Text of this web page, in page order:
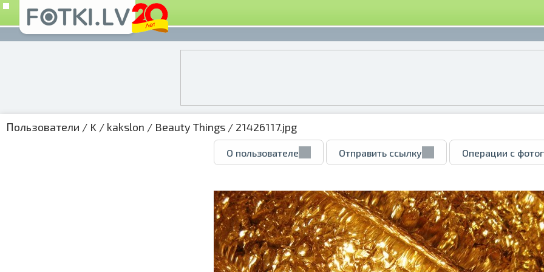
Пользователи / K / kakslon / Beauty Things / 21426117.jpg
О пользователе Отправить ссылку Операции с